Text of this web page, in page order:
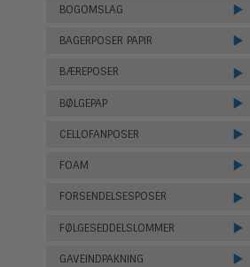
BOGOMSLAG
BAGERPOSER PAPIR
BÆREPOSER
BØLGEPAP
CELLOFANPOSER
FOAM
FORSENDELSESPOSER
FØLGESEDDELSLOMMER
GAVEINDPAKNING